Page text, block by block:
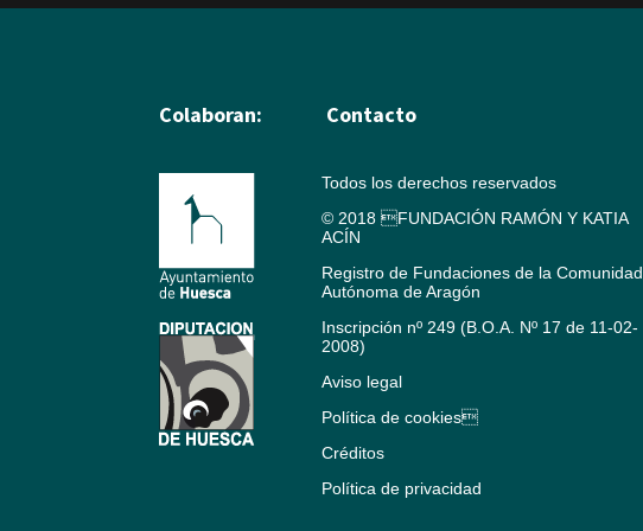
Colaboran: Contacto
Todos los derechos reservados
© 2018 FUNDACIÓN RAMÓN Y KATIA
ACÍN
Registro de Fundaciones de la Comunidad
Autónoma de Aragón
Inscripción nº 249 (B.O.A. Nº 17 de 11-02-
2008)
Aviso legal
Política de cookies
Créditos
Política de privacidad